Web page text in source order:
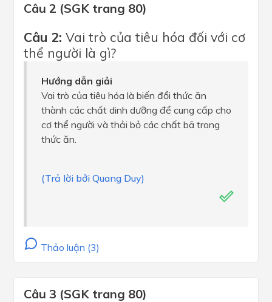
Câu 2 (SGK trang 80)
Câu 2: Vai trò của tiêu hóa đối với cơ
thể người là gì?
Hướng dẫn giải
Vai trò của tiêu hóa là biến đổi thức ăn
thành các chất dinh dưỡng để cung cấp cho
cơ thể người và thải bỏ các chất bã trong
thức ăn.
(Trả lời bởi Quang Duy)
Thảo luận (3)
Câu 3 (SGK trang 80)